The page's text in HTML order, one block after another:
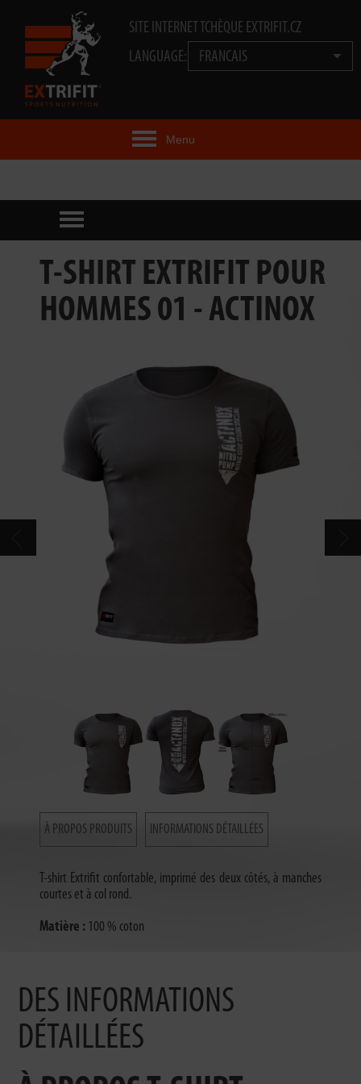
SITE INTERNET TCHÈQUE EXTRIFIT.CZ
LANGUAGE:
FRANCAIS
Menu
TECHNOLOGIE
EXTRIFIT® TEAM
T-SHIRT EXTRIFIT POUR
HOMMES 01 - ACTINOX
À PROPOS PRODUITS INFORMATIONS DÉTAILLÉES
T-shirt Extrifit confortable, imprimé des deux côtés, à manches
courtes et à col rond.
Matière : 100 % coton
DES INFORMATIONS
DÉTAILLÉES